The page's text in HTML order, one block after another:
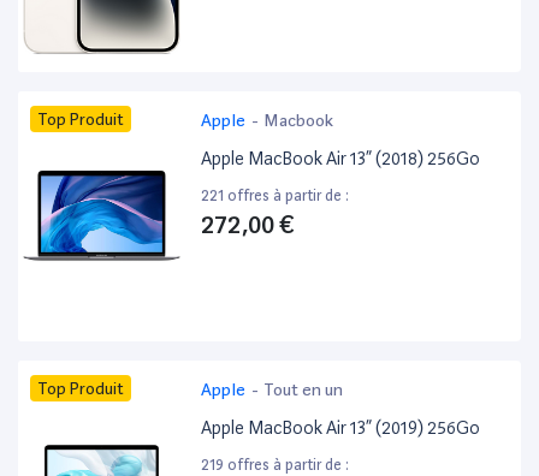
Top Produit Apple - Macbook
Apple MacBook Air 13” (2018) 256Go
221 offres à partir de :
272,00 €
Top Produit Apple - Tout en un
Apple MacBook Air 13” (2019) 256Go
219 offres à partir de :